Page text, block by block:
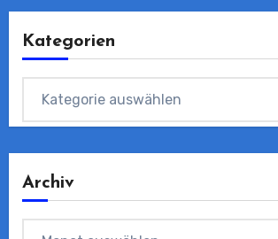
Kategorien
Archiv